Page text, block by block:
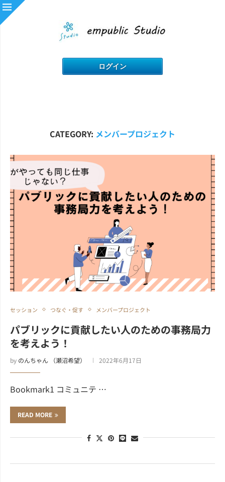
CATEGORY: メンバープロジェクト
セッション つなぐ・促す メンバープロジェクト
パブリックに貢献したい人のための事務局力
を考えよう！
by のんちゃん （瀬沼希望） 2022年6月17日
Bookmark1 コミュニテ …
READ MORE